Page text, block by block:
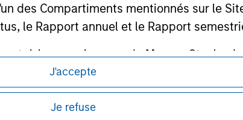
des Compartiments mentionnés sur le
le Rapport annuel et le Rapport
à la connaissance de Morgan Stanley
et ne comportent aucune omission
garantie d'exactitude n'est donnée et
pour toute erreur ou omission de tiers.
J'accepte
Je refuse
d’utilisation avant d’engager toute
réglementaires applicables à la diffusion